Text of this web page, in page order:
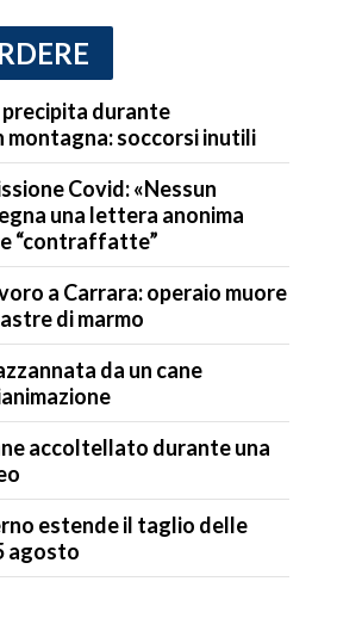
durante
montagna: soccorsi inutili
Covid: «Nessun
una lettera anonima
“contraffatte”
a Carrara: operaio muore
di marmo
da un cane
accoltellato durante una
estende il taglio delle
agosto